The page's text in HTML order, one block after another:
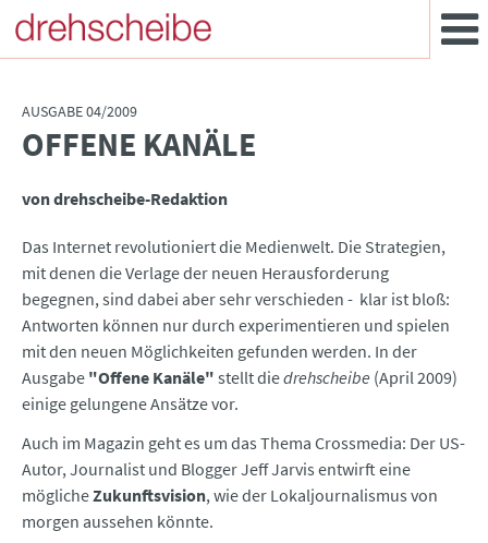
AUSGABE 04/2009
:OFFENE KANÄLE
von drehscheibe-Redaktion
Das Internet revolutioniert die Medienwelt. Die Strategien,
mit denen die Verlage der neuen Herausforderung
begegnen, sind dabei aber sehr verschieden - klar ist bloß:
Antworten können nur durch experimentieren und spielen
mit den neuen Möglichkeiten gefunden werden. In der
Ausgabe "Offene Kanäle" stellt diedrehscheibe (April 2009)
einige gelungene Ansätze vor.
Auch im Magazin geht es um das Thema Crossmedia: Der US-
Autor, Journalist und Blogger Jeff Jarvis entwirft eine
möglicheZukunftsvision, wie der Lokaljournalismus von
morgen aussehen könnte.